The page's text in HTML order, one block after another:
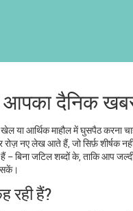
दैनिक खबर
या आर्थिक माहौल में घुसपैठ करना
नए लेख आते हैं, जो सिर्फ़ शीर्षक
– बिना जटिल शब्दों के, ताकि आप
रही हैं?